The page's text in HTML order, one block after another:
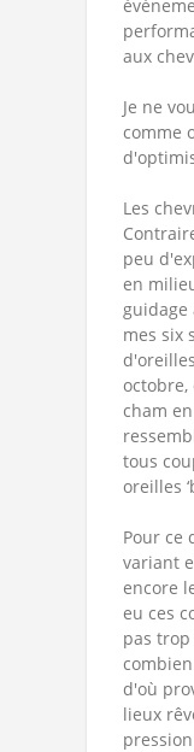
aux
Je ne
comme
Les
peu
en
guidage
mes six
octobre,
cham
tous
oreilles
Pour ce
variant
encore
eu ces
pas
d'où
lieux